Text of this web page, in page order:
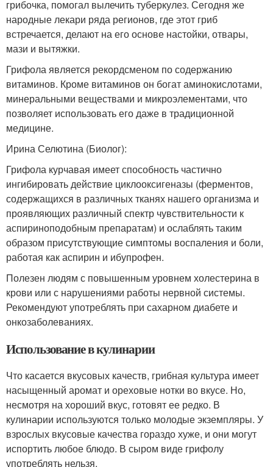
грибочка, помогал вылечить туберкулез. Сегодня же
народные лекари ряда регионов, где этот гриб
встречается, делают на его основе настойки, отвары,
мази и вытяжки.
Грифола является рекордсменом по содержанию
витаминов. Кроме витаминов он богат аминокислотами,
минеральными веществами и микроэлементами, что
позволяет использовать его даже в традиционной
медицине.
Ирина Селютина (Биолог):
Грифола курчавая имеет способность частично
ингибировать действие циклооксигеназы (ферментов,
содержащихся в различных тканях нашего организма и
проявляющих различный спектр чувствительности к
аспириноподобным препаратам) и ослаблять таким
образом присутствующие симптомы воспаления и боли,
работая как аспирин и ибупрофен.
Полезен людям с повышенным уровнем холестерина в
крови или с нарушениями работы нервной системы.
Рекомендуют употреблять при сахарном диабете и
онкозаболеваниях.
Использование в кулинарии
Что касается вкусовых качеств, грибная культура имеет
насыщенный аромат и ореховые нотки во вкусе. Но,
несмотря на хороший вкус, готовят ее редко. В
кулинарии используются только молодые экземпляры. У
взрослых вкусовые качества гораздо хуже, и они могут
испортить любое блюдо. В сыром виде грифолу
употреблять нельзя.